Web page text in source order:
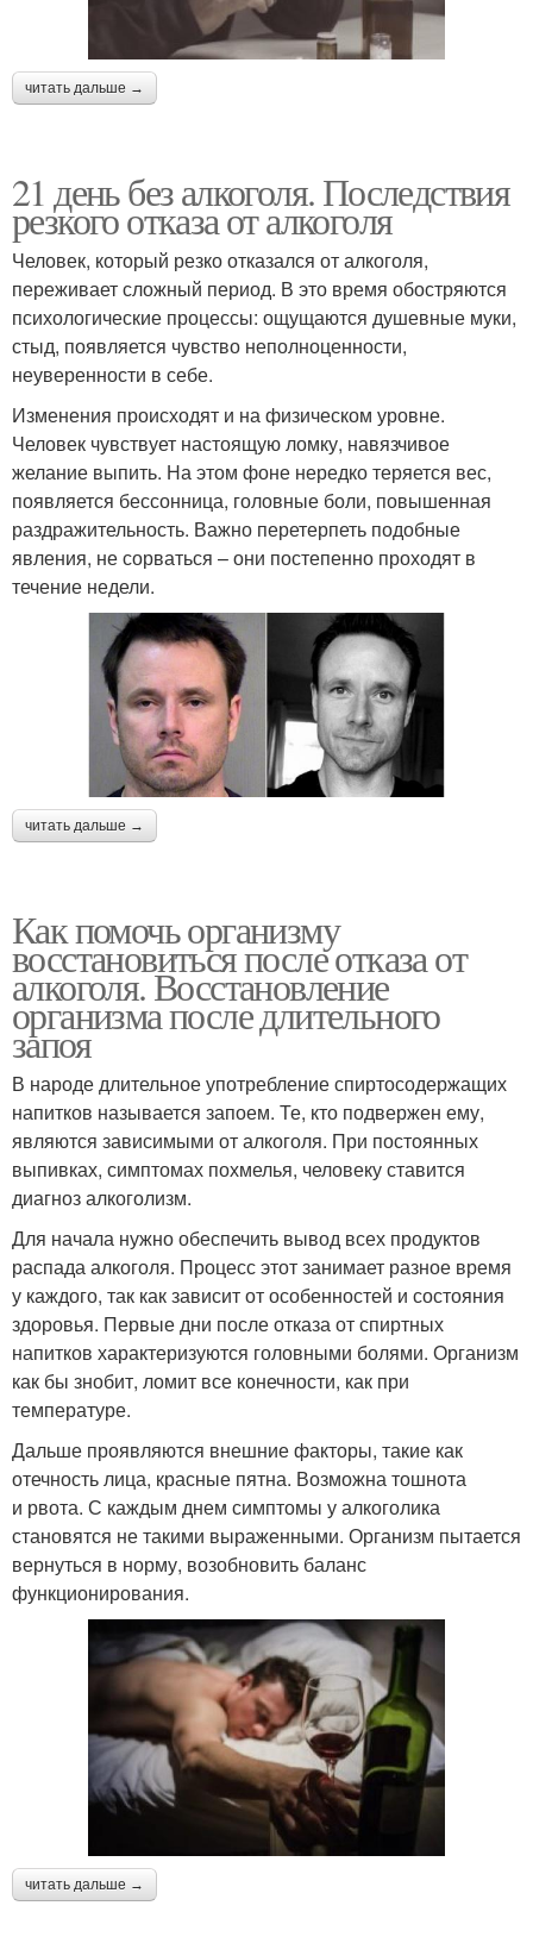
читать дальше →
21 день без алкоголя. Последствия
резкого отказа от алкоголя
Человек, который резко отказался от алкоголя,
переживает сложный период. В это время обостряются
психологические процессы: ощущаются душевные муки,
стыд, появляется чувство неполноценности,
неуверенности в себе.
Изменения происходят и на физическом уровне.
Человек чувствует настоящую ломку, навязчивое
желание выпить. На этом фоне нередко теряется вес,
появляется бессонница, головные боли, повышенная
раздражительность. Важно перетерпеть подобные
явления, не сорваться – они постепенно проходят в
течение недели.
читать дальше →
Как помочь организму
восстановиться после отказа от
алкоголя. Восстановление
организма после длительного
запоя
В народе длительное употребление спиртосодержащих
напитков называется запоем. Те, кто подвержен ему,
являются зависимыми от алкоголя. При постоянных
выпивках, симптомах похмелья, человеку ставится
диагноз алкоголизм.
Для начала нужно обеспечить вывод всех продуктов
распада алкоголя. Процесс этот занимает разное время
у каждого, так как зависит от особенностей и состояния
здоровья. Первые дни после отказа от спиртных
напитков характеризуются головными болями. Организм
как бы знобит, ломит все конечности, как при
температуре.
Дальше проявляются внешние факторы, такие как
отечность лица, красные пятна. Возможна тошнота
и рвота. С каждым днем симптомы у алкоголика
становятся не такими выраженными. Организм пытается
вернуться в норму, возобновить баланс
функционирования.
читать дальше →